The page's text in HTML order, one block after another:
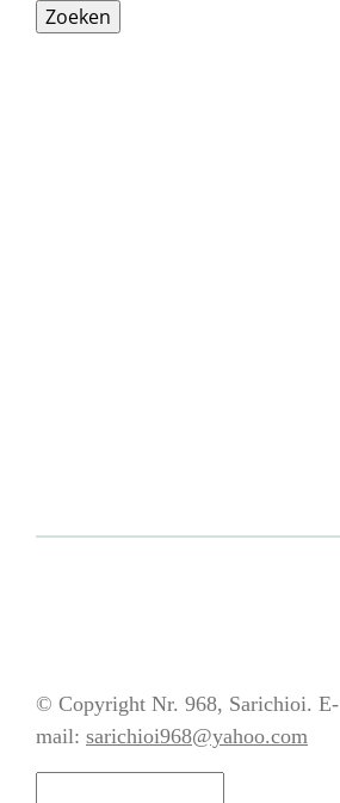
© Copyright Nr. 968, Sarichioi. E-
mail: sarichioi968@yahoo.com